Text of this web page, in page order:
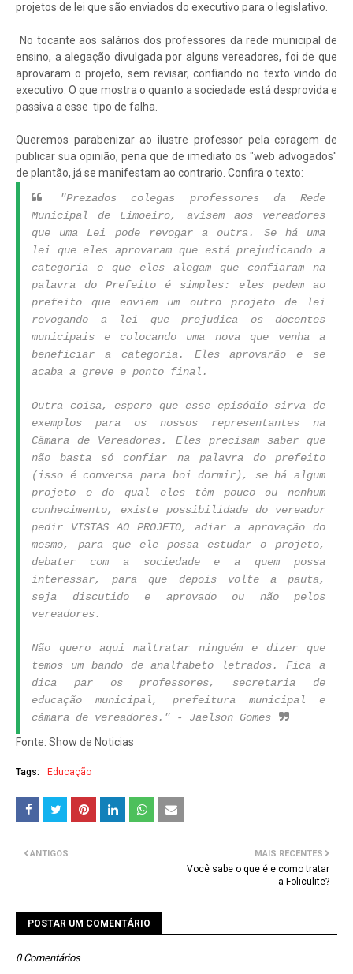
projetos de lei que são enviados do executivo para o legislativo.
No tocante aos salários dos professores da rede municipal de
ensino, a alegação divulgada por alguns vereadores, foi de que
aprovaram o projeto, sem revisar, confiando no texto vindo do
executivo. O que mostra o quanto a sociedade está desprovida e
passiva a esse tipo de falha.
Queremos parabenizar ao ilustre professor pela coragem de
publicar sua opinião, pena que de imediato os "web advogados"
de plantão, já se manifestam ao contrario. Confira o texto:
"Prezados colegas professores da Rede
Municipal de Limoeiro, avisem aos vereadores
que uma Lei pode revogar a outra. Se há uma
lei que eles aprovaram que está prejudicando a
categoria e que eles alegam que confiaram na
palavra do Prefeito é simples: eles pedem ao
prefeito que enviem um outro projeto de lei
revogando a lei que prejudica os docentes
municipais e colocando uma nova que venha a
beneficiar a categoria. Eles aprovarão e se
acaba a greve e ponto final.
Outra coisa, espero que esse episódio sirva de
exemplos para os nossos representantes na
Câmara de Vereadores. Eles precisam saber que
não basta só confiar na palavra do prefeito
(isso é conversa para boi dormir), se há algum
projeto e do qual eles têm pouco ou nenhum
conhecimento, existe possibilidade do vereador
pedir VISTAS AO PROJETO, adiar a aprovação do
mesmo, para que ele possa estudar o projeto,
debater com a sociedade e a quem possa
interessar, para que depois volte a pauta,
seja discutido e aprovado ou não pelos
vereadores.
Não quero aqui maltratar ninguém e dizer que
temos um bando de analfabeto letrados. Fica a
dica par os professores, secretaria de
educação municipal, prefeitura municipal e
câmara de vereadores." - Jaelson Gomes
Fonte: Show de Noticias
Tags: Educação
MAIS RECENTES
Você sabe o que é e como tratar
a Foliculite?
ANTIGOS
POSTAR UM COMENTÁRIO
0 Comentários